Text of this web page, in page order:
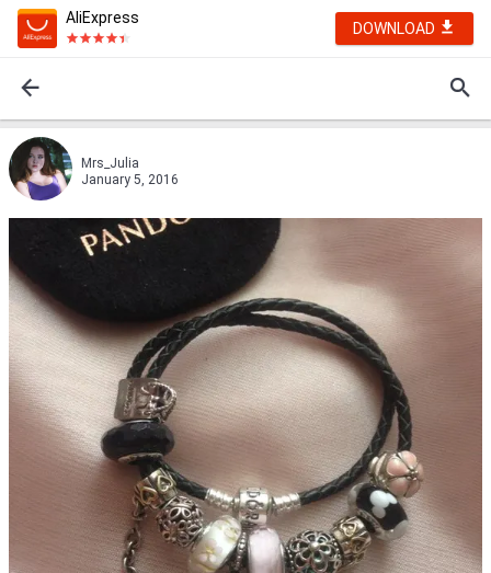
AliExpress
DOWNLOAD
Mrs_Julia
January 5, 2016